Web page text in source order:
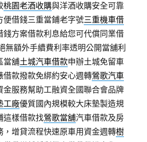
桃園老酒收購與洋酒收購安全可靠
便借錢三重當鋪老字號三重機車借
錢方案借款利息給您可代償同業借
無額外手續費利率透明公開當舖利
當舖土城汽車借款申辦土城免留車
借款撥款免綁約安心週轉鶯歌汽車
金服務幫助工融資全國聯合會品牌
工廠優質國內規模較大床墊製造規
這樣借款找鶯歌當舖汽車借款及房
，增貸流程快速原車用資金週轉樹